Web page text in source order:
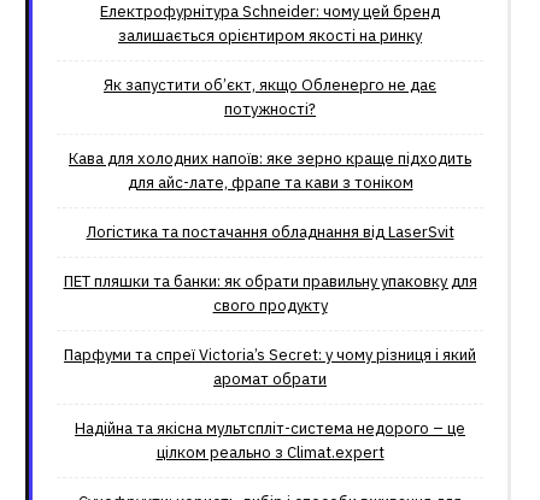
Електрофурнітура Schneider: чому цей бренд
залишається орієнтиром якості на ринку
Як запустити об’єкт, якщо Обленерго не дає
потужності?
Кава для холодних напоїв: яке зерно краще підходить
для айс-лате, фрапе та кави з тоніком
Логістика та постачання обладнання від LaserSvit
ПЕТ пляшки та банки: як обрати правильну упаковку для
свого продукту
Парфуми та спреї Victoria’s Secret: у чому різниця і який
аромат обрати
Надійна та якісна мультспліт-система недорого – це
цілком реально з Climat.еxpert